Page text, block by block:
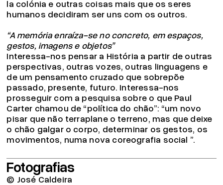
la colónia e outras coisas mais que os seres
humanos decidiram ser uns com os outros.
“A memória enraíza-se no concreto, em espaços,
gestos, imagens e objetos”
Interessa-nos pensar a História a partir de outras
perspectivas, outras vozes, outras linguagens e
de um pensamento cruzado que sobrepõe
passado, presente, futuro. Interessa-nos
prosseguir com a pesquisa sobre o que Paul
Carter chamou de “política do chão”: “um novo
pisar que não terraplane o terreno, mas que deixe
o chão galgar o corpo, determinar os gestos, os
movimentos, numa nova coreografia social ”.
Fotografias
© José Caldeira